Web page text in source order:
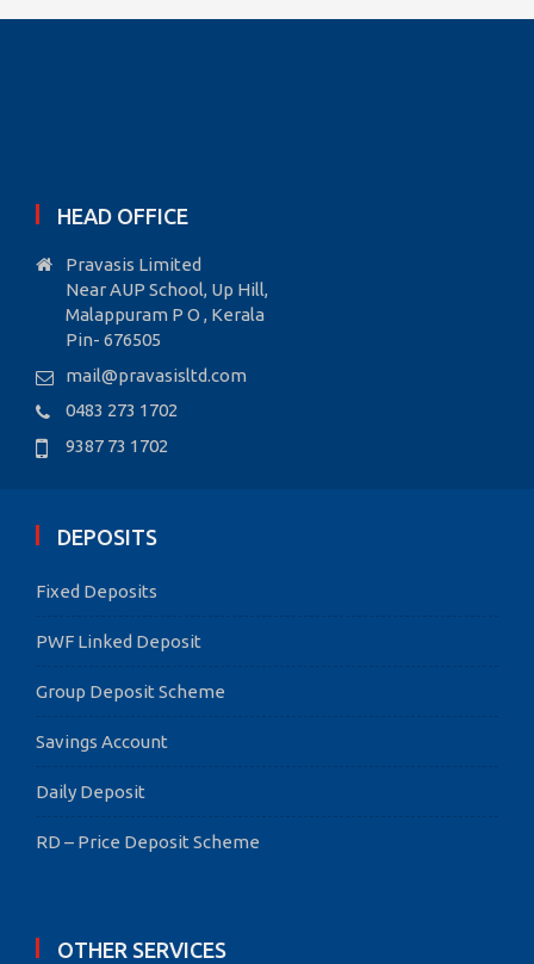
HEAD OFFICE
Pravasis Limited
Near AUP School, Up Hill,
Malappuram P O , Kerala
Pin- 676505
mail@pravasisltd.com
0483 273 1702
9387 73 1702
DEPOSITS
Fixed Deposits
PWF Linked Deposit
Group Deposit Scheme
Savings Account
Daily Deposit
RD – Price Deposit Scheme
OTHER SERVICES